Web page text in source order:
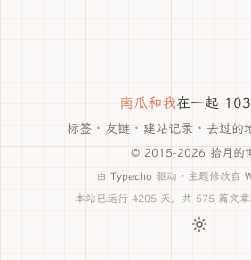
南瓜和我在一起
标签 · 友链 · 建站记录 · 去过的
© 2015-2026 拾月的
由 Typecho 驱动 · 主题修改自
本站已运行 4205 天，共 575 篇文